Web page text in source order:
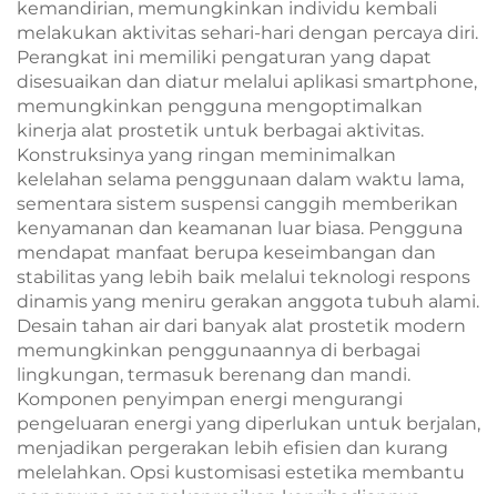
kemandirian, memungkinkan individu kembali
melakukan aktivitas sehari-hari dengan percaya diri.
Perangkat ini memiliki pengaturan yang dapat
disesuaikan dan diatur melalui aplikasi smartphone,
memungkinkan pengguna mengoptimalkan
kinerja alat prostetik untuk berbagai aktivitas.
Konstruksinya yang ringan meminimalkan
kelelahan selama penggunaan dalam waktu lama,
sementara sistem suspensi canggih memberikan
kenyamanan dan keamanan luar biasa. Pengguna
mendapat manfaat berupa keseimbangan dan
stabilitas yang lebih baik melalui teknologi respons
dinamis yang meniru gerakan anggota tubuh alami.
Desain tahan air dari banyak alat prostetik modern
memungkinkan penggunaannya di berbagai
lingkungan, termasuk berenang dan mandi.
Komponen penyimpan energi mengurangi
pengeluaran energi yang diperlukan untuk berjalan,
menjadikan pergerakan lebih efisien dan kurang
melelahkan. Opsi kustomisasi estetika membantu